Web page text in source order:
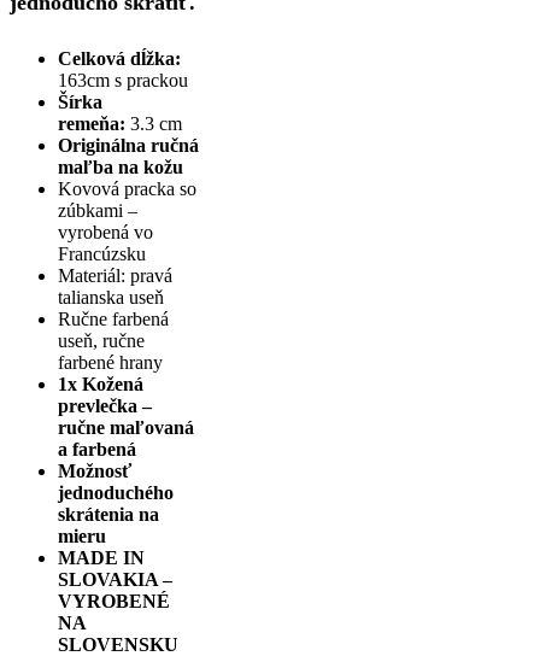
Celková dĺžka:
163cm s prackou
Šírka
remeňa: 3.3 cm
Originálna ručná
maľba na kožu
Kovová pracka so
zúbkami –
vyrobená vo
Francúzsku
Materiál: pravá
talianska useň
Ručne farbená
useň, ručne
farbené hrany
1x Kožená
prevlečka –
ručne maľovaná
a farbená
Možnosť
jednoduchého
skrátenia na
mieru
MADE IN
SLOVAKIA –
VYROBENÉ
NA
SLOVENSKU